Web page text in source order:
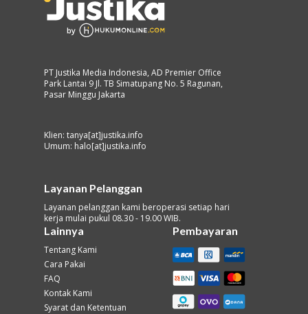
PT Justika Media Indonesia, AD Premier Office
Park Lantai 9 Jl. TB Simatupang No. 5 Ragunan,
Pasar Minggu Jakarta
Klien: tanya[at]justika.info
Umum: halo[at]justika.info
Layanan Pelanggan
Layanan pelanggan kami beroperasi setiap hari
kerja mulai pukul 08.30 - 19.00 WIB.
Lainnya
Tentang Kami
Cara Pakai
FAQ
Kontak Kami
Syarat dan Ketentuan
Pembayaran